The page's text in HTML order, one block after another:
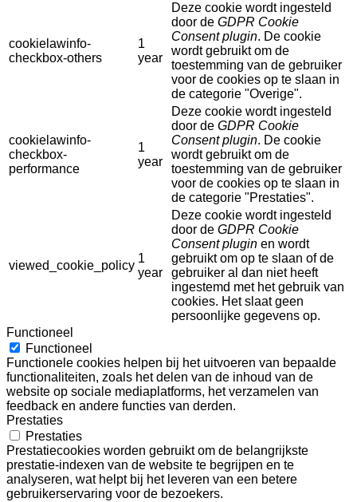
cookielawinfo-
checkbox-others
1
year
Deze cookie wordt ingesteld
door de GDPR Cookie
Consent plugin. De cookie
wordt gebruikt om de
toestemming van de gebruiker
voor de cookies op te slaan in
de categorie "Overige".
cookielawinfo-
checkbox-
performance
1
year
Deze cookie wordt ingesteld
door de GDPR Cookie
Consent plugin. De cookie
wordt gebruikt om de
toestemming van de gebruiker
voor de cookies op te slaan in
de categorie "Prestaties".
viewed_cookie_policy
1
year
Deze cookie wordt ingesteld
door de GDPR Cookie
Consent plugin en wordt
gebruikt om op te slaan of de
gebruiker al dan niet heeft
ingestemd met het gebruik van
cookies. Het slaat geen
persoonlijke gegevens op.
Functioneel
Functioneel
Functionele cookies helpen bij het uitvoeren van bepaalde
functionaliteiten, zoals het delen van de inhoud van de
website op sociale mediaplatforms, het verzamelen van
feedback en andere functies van derden.
Prestaties
Prestaties
Prestatiecookies worden gebruikt om de belangrijkste
prestatie-indexen van de website te begrijpen en te
analyseren, wat helpt bij het leveren van een betere
gebruikerservaring voor de bezoekers.